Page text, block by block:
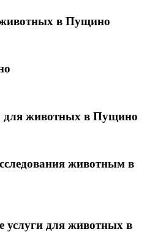
животных в Пущино
для животных в Пущино
животным в
услуги для животных в